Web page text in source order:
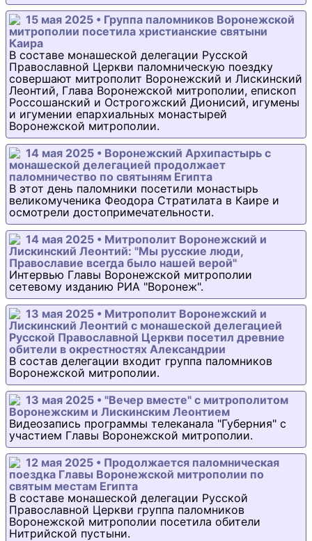
15 мая 2025 • Группа паломников Воронежской
митрополии посетила христианские святыни
Каира
В составе монашеской делегации Русской
Православной Церкви паломническую поездку
совершают митрополит Воронежский и Лискинский
Леонтий, Глава Воронежской митрополии, епископ
Россошанский и Острогожский Дионисий, игумены
и игумении епархиальных монастырей
Воронежской митрополии.
14 мая 2025 • Воронежский Архипастырь с
монашеской делегацией продолжает
паломничество по святыням Египта
В этот день паломники посетили монастырь
великомученика Феодора Стратилата в Каире и
осмотрели достопримечательности.
14 мая 2025 • Митрополит Воронежский и
Лискинский Леонтий: "Мы русские люди,
Православие всегда было нашей верой"
Интервью Главы Воронежской митрополии
сетевому изданию РИА "Воронеж".
13 мая 2025 • Митрополит Воронежский и
Лискинский Леонтий с монашеской делегацией
Русской Православной Церкви посетил древние
обители в окрестностях Александрии
В состав делегации входит группа паломников
Воронежской митрополии.
13 мая 2025 • "Вечер вместе" с митрополитом
Воронежским и Лискинским Леонтием
Видеозапись программы телеканала "Губерния" с
участием Главы Воронежской митрополии.
12 мая 2025 • Продолжается паломническая
поездка Главы Воронежской митрополии по
святым местам Египта
В составе монашеской делегации Русской
Православной Церкви группа паломников
Воронежской митрополии посетила обители
Нитрийской пустыни.